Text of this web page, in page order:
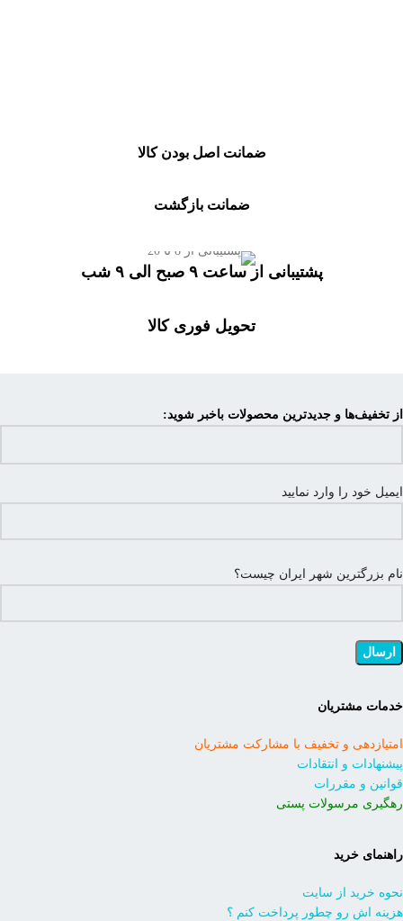
ضمانت اصل بودن کالا
ضمانت بازگشت
پشتیبانی از ساعت ۹ صبح الی ۹ شب
تحویل فوری کالا
از تخفیف‌ها و جدیدترین محصولات باخبر شوید:
ایمیل خود را وارد نمایید
نام بزرگترین شهر ایران چیست؟
خدمات مشتریان
امتیازدهی و تخفیف با مشارکت مشتریان
پیشنهادات و انتقادات
قوانین و مقررات
رهگیری مرسولات پستی
راهنمای خرید
نحوه خرید از سایت
هزینه اش رو چطور پرداخت کنم ؟